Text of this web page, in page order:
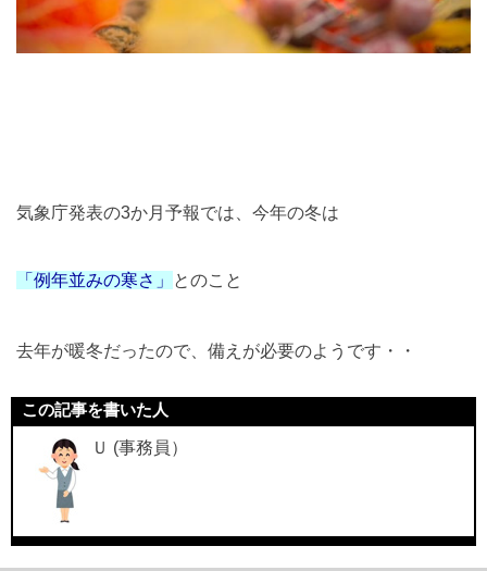
気象庁発表の3か月予報では、今年の冬は
「例年並みの寒さ」 とのこと
去年が暖冬だったので、備えが必要のようです・・
この記事を書いた人
Ｕ (事務員）